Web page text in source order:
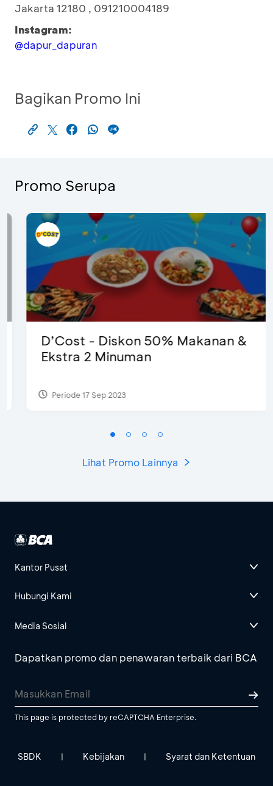
Jakarta 12180 , 091210004189
Instagram:
@dapur_dapuran
Bagikan Promo Ini
Promo Serupa
D’Cost - Diskon 50% Makanan &
Ekstra 2 Minuman
Periode 17 Sep 2023
Lihat Promo Lainnya
Kantor Pusat
Hubungi Kami
Media Sosial
Dapatkan promo dan penawaran terbaik dari BCA
This page is protected by reCAPTCHA Enterprise.
SBDK | Kebijakan | Syarat dan Ketentuan